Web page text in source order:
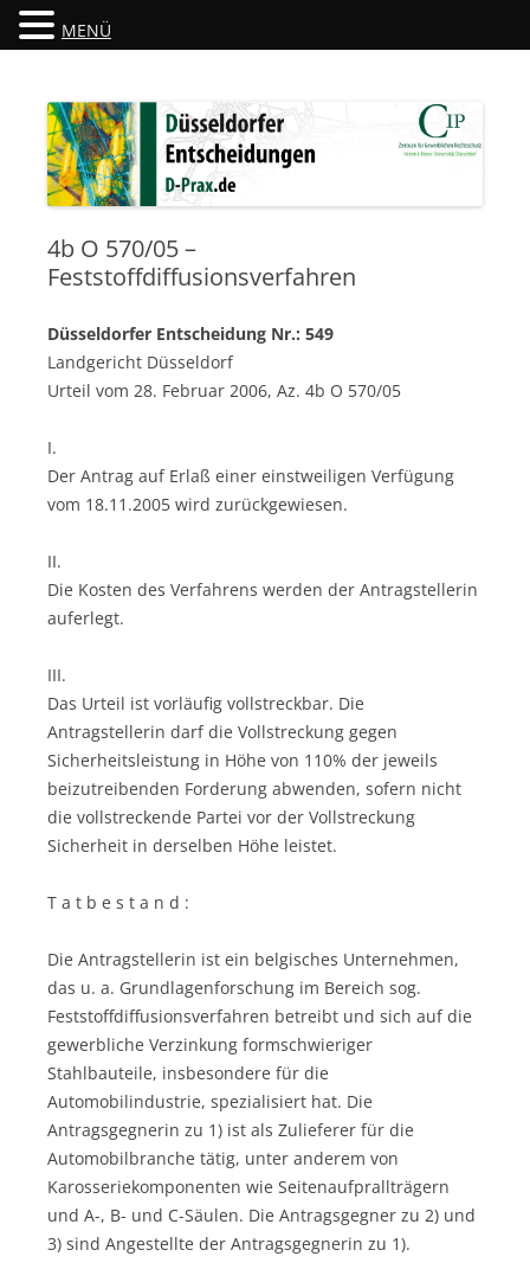
Düsseldorfer Entscheidungen
4b O 570/05 –
Feststoffdiffusionsverfahren
Düsseldorfer Entscheidung Nr.: 549
Landgericht Düsseldorf
Urteil vom 28. Februar 2006, Az. 4b O 570/05
I.
Der Antrag auf Erlaß einer einstweiligen Verfügung
vom 18.11.2005 wird zurückgewiesen.
II.
Die Kosten des Verfahrens werden der Antragstellerin
auferlegt.
III.
Das Urteil ist vorläufig vollstreckbar. Die
Antragstellerin darf die Vollstreckung gegen
Sicherheitsleistung in Höhe von 110% der jeweils
beizutreibenden Forderung abwenden, sofern nicht
die vollstreckende Partei vor der Vollstreckung
Sicherheit in derselben Höhe leistet.
T a t b e s t a n d :
Die Antragstellerin ist ein belgisches Unternehmen,
das u. a. Grundlagenforschung im Bereich sog.
Feststoffdiffusionsverfahren betreibt und sich auf die
gewerbliche Verzinkung formschwieriger
Stahlbauteile, insbesondere für die
Automobilindustrie, spezialisiert hat. Die
Antragsgegnerin zu 1) ist als Zulieferer für die
Automobilbranche tätig, unter anderem von
Karosseriekomponenten wie Seitenaufprallträgern
und A-, B- und C-Säulen. Die Antragsgegner zu 2) und
3) sind Angestellte der Antragsgegnerin zu 1).
MENÜ